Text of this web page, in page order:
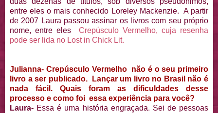
entre eles o mais conhecido Loreley Mackenzie. A partir
de 2007 Laura passou assinar os livros com seu próprio
nome, entre eles Crepúsculo Vermelho, cuja resenha
pode ser lida no Lost in Chick Lit.
Julianna- Crepúsculo Vermelho não é o seu primeiro
livro a ser publicado. Lançar um livro no Brasil não é
nada fácil. Quais foram as dificuldades desse
processo e como foi essa experiência para você?
Laura- Essa é uma história engraçada. Sei de pessoas